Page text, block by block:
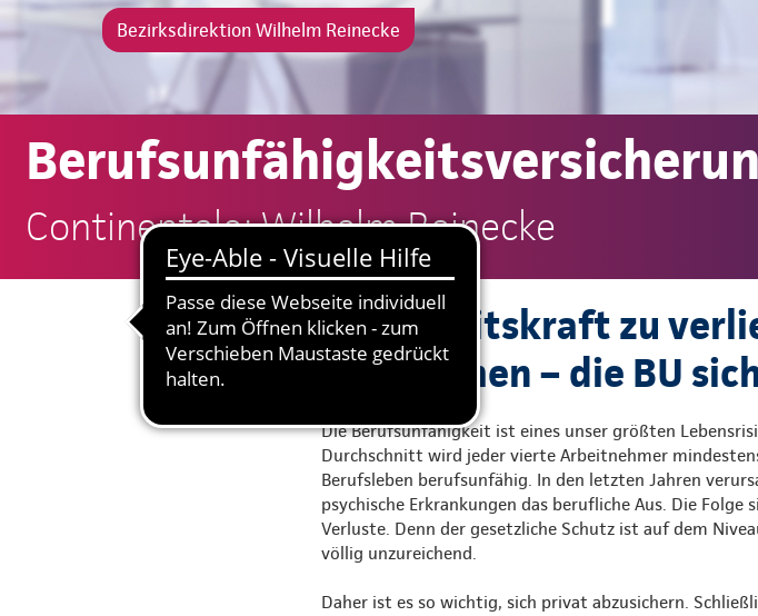
Bezirksdirektion Wilhelm Reinecke
Continentale: Wilhelm Reinecke
Die Arbeitskraft zu
Einkommen – die BU
Die Berufsunfähigkeit ist eines unser größten
Durchschnitt wird jeder vierte Arbeitnehmer
Berufsleben berufsunfähig. In den letzten Jahren
psychische Erkrankungen das berufliche Aus. Die Folge
Verluste. Denn der gesetzliche Schutz ist auf dem
völlig unzureichend.
Daher ist es so wichtig, sich privat abzusichern.